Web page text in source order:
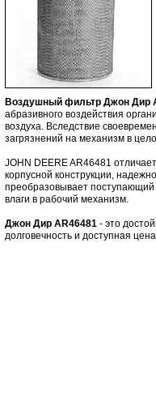
Воздушный фильтр Джон Дир
абразивного воздействия
воздуха. Вследствие
загрязнений на механизм в
JOHN DEERE AR46481
корпусной конструкции,
преобразовывает поступающий
влаги в рабочий механизм.
Джон Дир AR46481 - это
долговечность и доступная